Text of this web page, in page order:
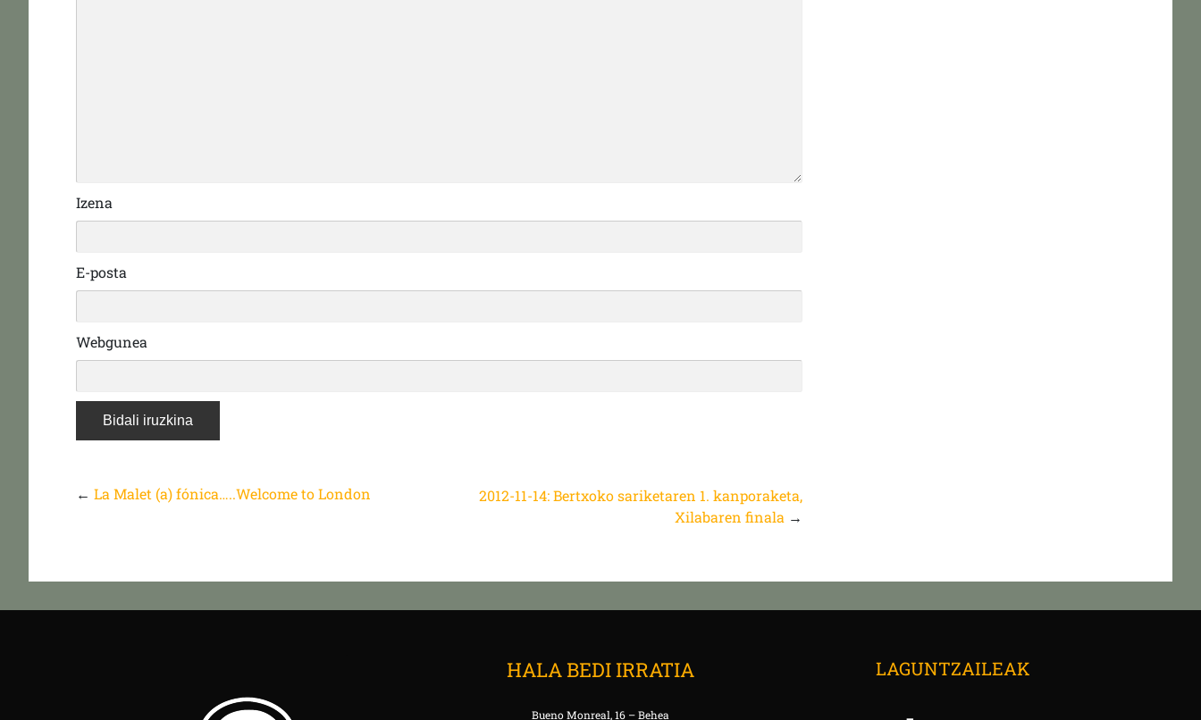
Izena
E-posta
Webgunea
←La Malet (a) fónica…..Welcome to London
2012-11-14: Bertxoko sariketaren 1. kanporaketa,
Xilabaren finala →
HALA BEDI IRRATIA
Bueno Monreal, 16 – Behea
LAGUNTZAILEAK